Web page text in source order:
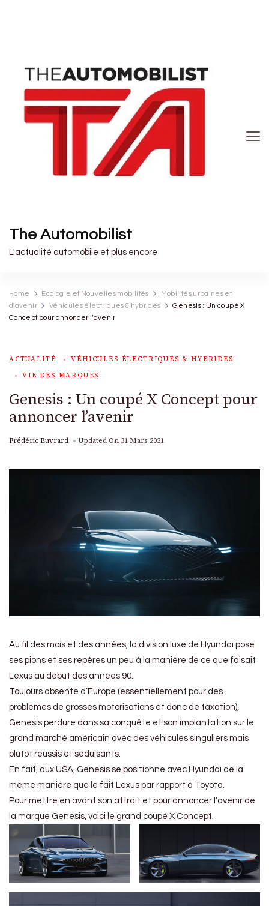
The Automobilist
L'actualité automobile et plus encore
Home Ecologie et Nouvelles mobilités
Mobilités urbaines et
d'avenir
Véhicules électriques & hybrides
Genesis : Un coupé X
Concept pour annoncer l’avenir
ACTUALITÉ
VÉHICULES ÉLECTRIQUES & HYBRIDES
VIE DES MARQUES
Genesis : Un coupé X Concept pour
annoncer l’avenir
Frédéric Euvrard Updated On 31 Mars 2021
Au fil des mois et des années, la division luxe de Hyundai pose
ses pions et ses repères un peu à la manière de ce que faisait
Lexus au début des années 90.
Toujours absente d’Europe (essentiellement pour des
problèmes de grosses motorisations et donc de taxation),
Genesis perdure dans sa conquête et son implantation sur le
grand marché américain avec des véhicules singuliers mais
plutôt réussis et séduisants.
En fait, aux USA, Genesis se positionne avec Hyundai de la
même manière que le fait Lexus par rapport à Toyota.
Pour mettre en avant son attrait et pour annoncer l’avenir de
la marque Genesis, voici le grand coupé X Concept.